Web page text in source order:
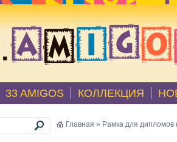
33 AMIGOS КОЛЛЕКЦИЯ
Главная » Рамка для дипломов